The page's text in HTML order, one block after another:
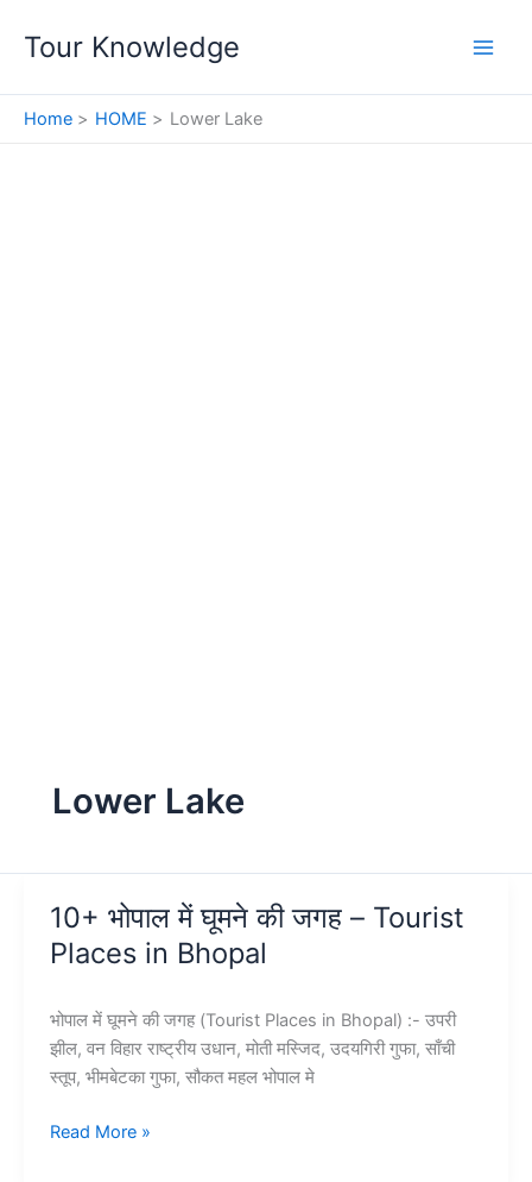
Tour Knowledge
Home HOME Lower Lake
Lower Lake
10+ भोपाल में घूमने की जगह – Tourist
Places in Bhopal
भोपाल में घूमने की जगह (Tourist Places in Bhopal) :- उपरी
झील, वन विहार राष्ट्रीय उधान, मोती मस्जिद, उदयगिरी गुफा, साँची
स्तूप, भीमबेटका गुफा, सौकत महल भोपाल मे
10+
Read More »